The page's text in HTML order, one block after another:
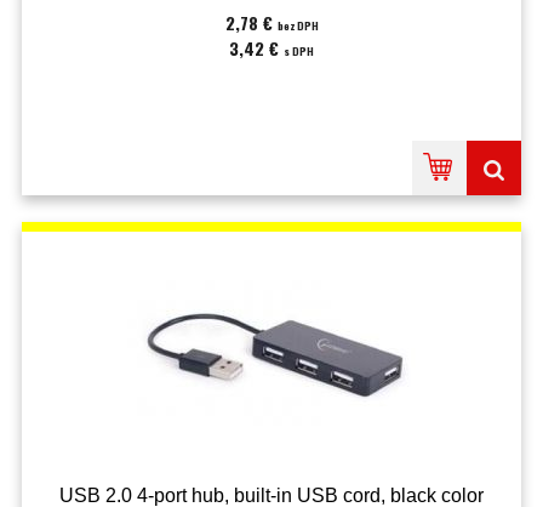
2,78 € bez DPH
3,42 € s DPH
USB 2.0 4-port hub, built-in USB cord, black color